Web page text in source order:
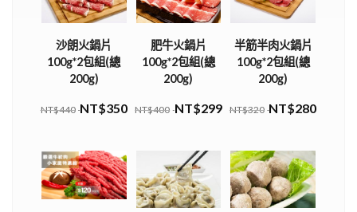
沙朗火鍋片
100g*2包組(總
200g)
NT$440 NT$350
肥牛火鍋片
100g*2包組(總
200g)
NT$400 NT$299
半筋半肉火鍋片
100g*2包組(總
200g)
NT$320 NT$280